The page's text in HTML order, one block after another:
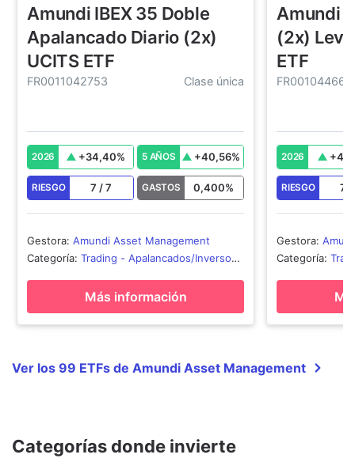
Amundi IBEX 35 Doble
Apalancado Diario (2x)
UCITS ETF
FR0011042753 Clase única
2026 +34,40% 5 AÑOS +40,56%
RIESGO 7 /7 GASTOS 0,400%
Gestora: Amundi Asset Management
Categoría: Trading - Apalancados/Inversos
Más información
Amundi
(2x)
ETF
2026 +
RIESGO 7
Gestora:
Categoría:
Ver los 99 ETFs de Amundi Asset Management
Categorías donde invierte